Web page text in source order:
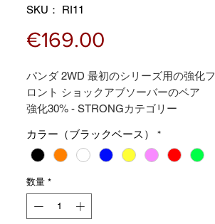
SKU： RI11
€169.00
パンダ 2WD 最初のシリーズ用の強化フ
ロント ショックアブソーバーのペア
強化30% - STRONGカテゴリー
認定 2 年保証 - Rialzi4x4 ブランド
カラー（ブラックベース） *
数量 *